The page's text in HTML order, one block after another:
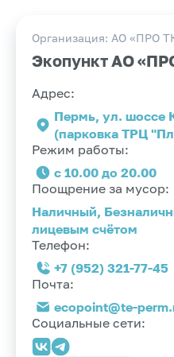
Организация: АО «ПРО
Экопункт АО
Адрес:
Пермь, ул. шоссе
(парковка ТРЦ
Режим работы:
с 10.00 до 20.00
Поощрение за мусор:
Наличный,
лицевым счётом
Телефон:
+7 (952) 321-77-45
Почта:
ecopoint@te-
Социальные сети: